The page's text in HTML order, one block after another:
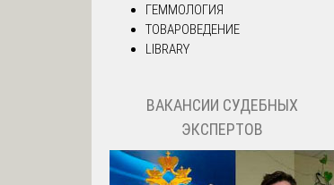
ГЕММОЛОГИЯ
ТОВАРОВЕДЕНИЕ
LIBRARY
ВАКАНСИИ СУДЕБНЫХ
ЭКСПЕРТОВ